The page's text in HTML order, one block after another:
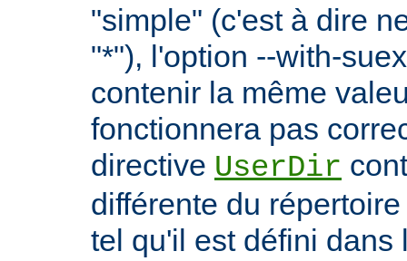
"simple" (c'est à dire
"*"), l'option --with-
contenir la même
fonctionnera pas
directive UserDir
différente du
tel qu'il est défini